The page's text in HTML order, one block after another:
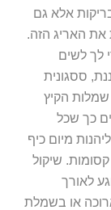
אלא גם
את האריג הזה.
לך לשים
ססגונית
הקיץ
כך שכל
מיום כיף
שיקול
לאורך
או בשמלת